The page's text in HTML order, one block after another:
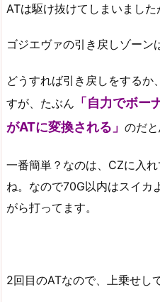
ATは駆け抜けてしまいました
ゴジエヴァの引き戻しゾーン
どうすれば引き戻しをする
すが、たぶん 「自力でボー
がATに変換される」 のだと
一番簡単？なのは、CZに入
ね。なので70G以内はスイカ
がら打ってます。
2回目のATなので、上乗せし